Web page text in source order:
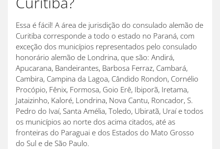
Essa é fácil! A área de jurisdição do consulado alemão de
Curitiba corresponde a todo o estado no Paraná, com
exceção dos municípios representados pelo consulado
honorário alemão de Londrina, que são: Andirá,
Apucarana, Bandeirantes, Barbosa Ferraz, Cambará,
Cambira, Campina da Lagoa, Cândido Rondon, Cornélio
Procópio, Fênix, Formosa, Goio Erê, Ibiporã, Iretama,
Jataizinho, Kaloré, Londrina, Nova Cantu, Roncador, S.
Pedro do Ivaí, Santa Amélia, Toledo, Ubiratã, Uraí e todos
os municípios ao norte dos acima citados, até as
fronteiras do Paraguai e dos Estados do Mato Grosso
do Sul e de São Paulo.